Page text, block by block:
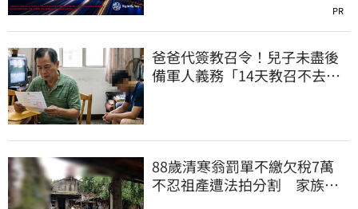
PR
爸爸代簽教召令！兒子未盡後
備軍人義務「14天教召不去」
88歲清寒翁罰單不繳欠稅7萬
不忍祖產遭法拍分割 家族按